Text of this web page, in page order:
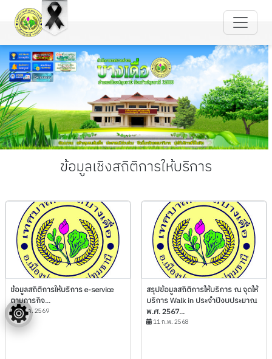
ข้อมูลเชิงสถิติการให้บริการ
ข้อมูลสถิติการให้บริการ e-service
ตามภารกิจ...
8 ก.ค. 2569
สรุปข้อมูลสถิติการให้บริการ ณ จุดให้
บริการ Walk in ประจำปีงบประมาณ
พ.ศ. 2567...
11 ก.พ. 2568